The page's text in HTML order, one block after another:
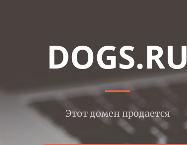
DOGS.RU
Этот домен продается